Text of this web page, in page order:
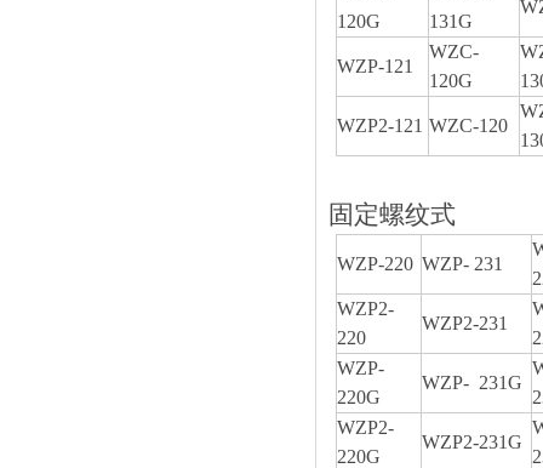
120G
131G
WZP-121
WZC-
120G
WZP2-121 WZC-120
固定螺纹式
WZP-220 WZP- 231
WZP2-
220
WZP2-231
WZP-
220G
WZP- 231G
WZP2-
220G
WZP2-231G